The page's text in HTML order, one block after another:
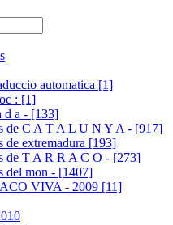
automatica [1]
: [1]
d a - [133]
de C A T A L U N Y A - [917]
de extremadura [193]
de T A R R A C O - [273]
del mon - [1407]
VIVA - 2009 [11]